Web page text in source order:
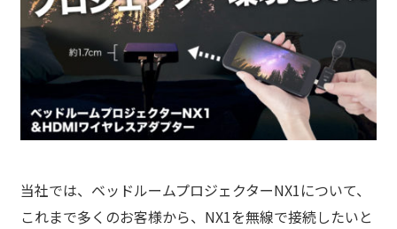
当社では、ベッドルームプロジェクターNX1について、
これまで多くのお客様から、NX1を無線で接続したいと